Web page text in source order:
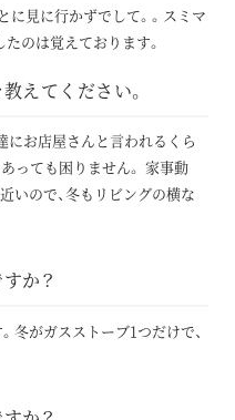
に見に行かずでして。。スミマ
のは覚えております。
えてください。
にお店屋さんと言われるくら
っても困りません。 家事動
いので、冬もリビングの横な
か？
冬がガスストーブ1つだけで、